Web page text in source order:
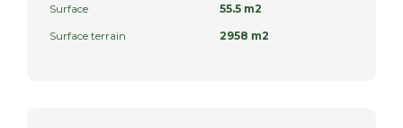
Surface
55.5 m2
Surface terrain
2958 m2